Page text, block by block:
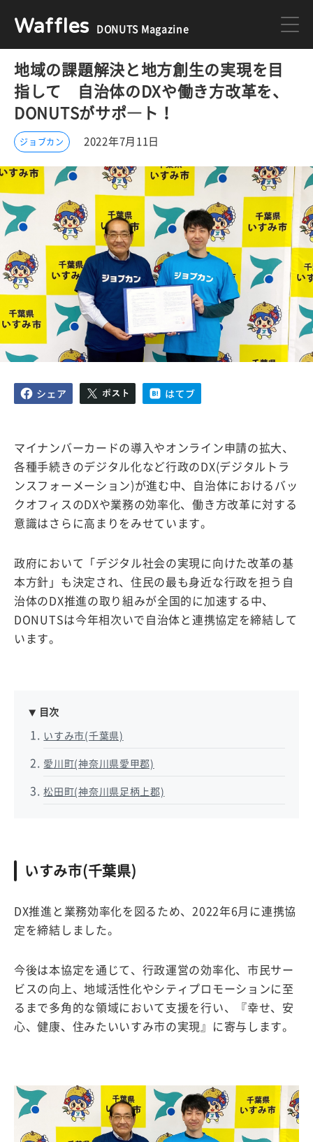
Waffles DONUTS Magazine
DONUTS ジョブカン
医療 イベント
DONUTSの採用情報はこちら
地域の課題解決と地方創生の実現を目
指して 自治体のDXや働き方改革を、
DONUTSがサポ―ト！
ジョブカン 2022年7月11日
マイナンバーカードの導入やオンライン申請の拡大、
各種手続きのデジタル化など行政のDX(デジタルトラ
ンスフォーメーション)が進む中、自治体におけるバッ
クオフィスのDXや業務の効率化、働き方改革に対する
意識はさらに高まりをみせています。
政府において「デジタル社会の実現に向けた改革の基
本方針」も決定され、住民の最も身近な行政を担う自
治体のDX推進の取り組みが全国的に加速する中、
DONUTSは今年相次いで自治体と連携協定を締結して
います。
目次
いすみ市(千葉県)
愛川町(神奈川県愛甲郡)
松田町(神奈川県足柄上郡)
いすみ市(千葉県)
DX推進と業務効率化を図るため、2022年6月に連携協
定を締結しました。
今後は本協定を通じて、行政運営の効率化、市民サー
ビスの向上、地域活性化やシティプロモーションに至
るまで多角的な領域において支援を行い、『幸せ、安
心、健康、住みたいいすみ市の実現』に寄与します。